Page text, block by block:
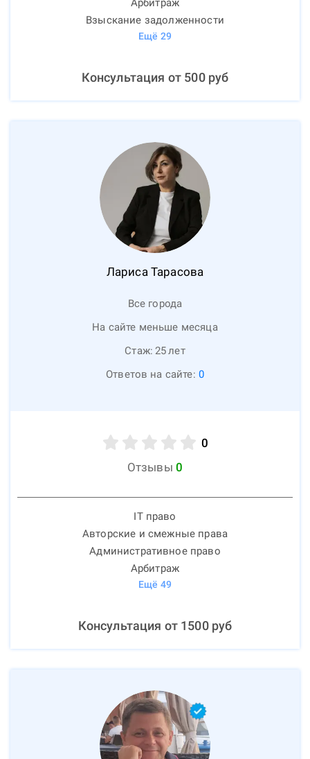
Арбитраж
Взыскание задолженности
Ещё 29
Консультация от 500руб
Лариса Тарасова
Все города
На сайте меньше месяца
Стаж: 25лет
Ответов на сайте: 0
0
Отзывы 0
IT право
Авторские и смежные права
Административное право
Арбитраж
Ещё 49
Консультация от 1500руб